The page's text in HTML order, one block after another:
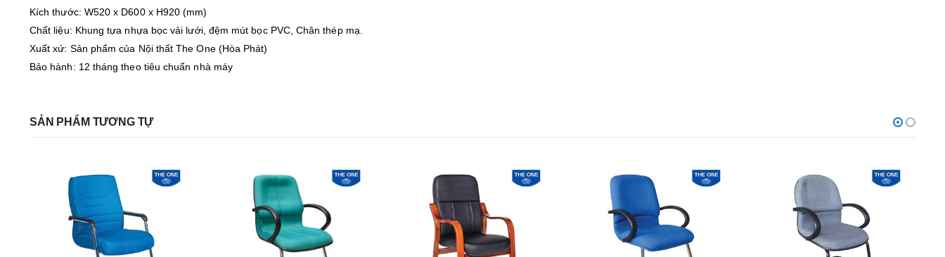
Kích thước: W520 x D600 x H920 (mm)
Chất liệu: Khung tựa nhựa bọc vải lưới, đệm mút bọc PVC, Chân thép mạ.
Xuất xứ: Sản phẩm của Nội thất The One (Hòa Phát)
Bảo hành: 12 tháng theo tiêu chuẩn nhà máy
SẢN PHẨM TƯƠNG TỰ